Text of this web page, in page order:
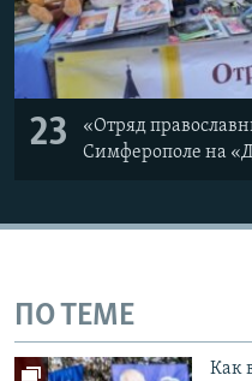
23
«Отряд
Симферополе на
ПО ТЕМЕ
Как